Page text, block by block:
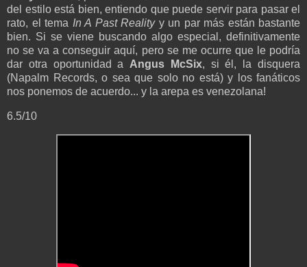
del estilo está bien, entiendo que puede servir para pasar el
rato, el tema In A Past Realityy un par más están bastante
bien. Si se viene buscando algo especial, definitivamente
no se va a conseguir aquí, pero se me ocurre que le podría
dar otra oportunidad a Angus McSix, si él, la disquera
(Napalm Records, o sea que solo no está) y los fanáticos
nos ponemos de acuerdo... y la arepa es venezolana!
6.5/10